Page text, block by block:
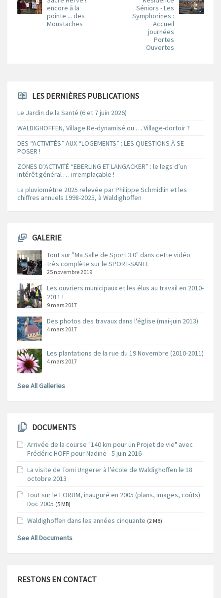
encore à la
pointe ... des
Moustaches
Séniors - Les
Symphorines :
Accueil
journées
Portes
Ouvertes
LES DERNIÈRES PUBLICATIONS
Le Jardin de la Santé (6 et 7 juin 2026)
WALDIGHOFFEN, Village Re-dynamisé ou … Village-dortoir ?
DES “ACTIVITÉS” AUX “LOGEMENTS” : LES QUESTIONS À SE
POSER !
ZONES D’ACTIVITÉ “EBERLING ET LANGACKER” : le legs d’un
intérêt général … irremplaçable !
La pluviométrie 2025 relevée par Philippe Schmidlin et les
chiffres annuels 1998-2025, à Waldighoffen
GALERIE
Tout sur "Ma Salle de Sport 3.0" dans cette vidéo
très complète sur le SPORT-SANTE
25 novembre 2019
Les ouvriers municipaux et les élus au travail en 2010-
2011 !
9 mars 2017
Des photos des travaux dans l'église (mai-juin 2013)
4 mars 2017
Les plantations de la rue du 19 Novembre (2010-2011)
4 mars 2017
See All Galleries
DOCUMENTS
Arrivée de la course "140 km pour un Projet de vie" avec
Frédéric HOFF pour Nadine - 5 juin 2016
La visite de Tomi Ungerer à l’école de Waldighoffen le 18
octobre 2013
Tout sur le FORUM, inauguré en 2005 (plans, images, coûts).
Doc 2005 (5 MB)
Waldighoffen dans les années cinquante (2 MB)
See All Documents
RESTONS EN CONTACT